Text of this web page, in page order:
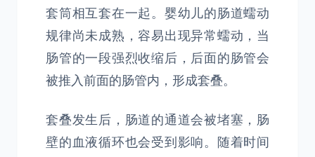
套筒相互套在一起。婴幼儿的肠道蠕动
规律尚未成熟，容易出现异常蠕动，当
肠管的一段强烈收缩后，后面的肠管会
被推入前面的肠管内，形成套叠。
套叠发生后，肠道的通道会被堵塞，肠
壁的血液循环也会受到影响。随着时间